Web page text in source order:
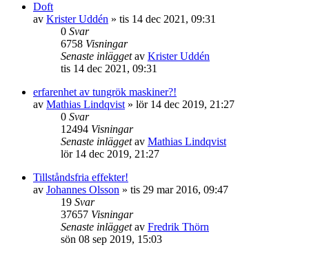
Doft
av Krister Uddén » tis 14 dec 2021, 09:31
0 Svar
6758 Visningar
Senaste inläggetav Krister Uddén
tis 14 dec 2021, 09:31
erfarenhet av tungrök maskiner?!
av Mathias Lindqvist » lör 14 dec 2019, 21:27
0 Svar
12494 Visningar
Senaste inläggetav Mathias Lindqvist
lör 14 dec 2019, 21:27
Tillståndsfria effekter!
av Johannes Olsson » tis 29 mar 2016, 09:47
19 Svar
37657 Visningar
Senaste inläggetav Fredrik Thörn
sön 08 sep 2019, 15:03